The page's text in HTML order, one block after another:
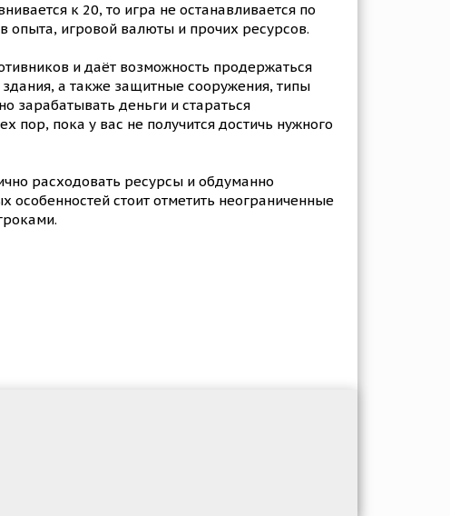
к 20, то игра не останавливается по
опыта, игровой валюты и прочих ресурсов.
и даёт возможность продержаться
а также защитные сооружения, типы
зарабатывать деньги и стараться
пор, пока у вас не получится достичь нужного
расходовать ресурсы и обдуманно
стоит отметить неограниченные